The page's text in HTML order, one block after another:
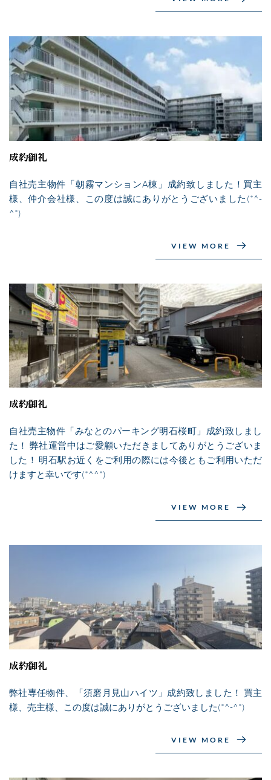
成約御礼
自社売主物件「朝霧マンションA棟」成約致しました！買主
様、仲介会社様、この度は誠にありがとうございました(*^-
^*)
VIEW MORE
成約御礼
自社売主物件「みなとのパーキング明石桜町」成約致しまし
た！ 弊社運営中はご愛顧いただきましてありがとうございま
した！ 明石駅お近くをご利用の際には今後ともご利用いただ
けますと幸いです(*^^*)
VIEW MORE
成約御礼
弊社専任物件、「須磨月見山ハイツ」成約致しました！ 買主
様、売主様、この度は誠にありがとうございました(*^-^*)
VIEW MORE